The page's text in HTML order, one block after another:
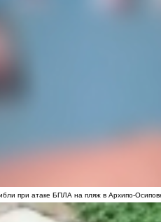
при атаке БПЛА на пляж в Архипо-